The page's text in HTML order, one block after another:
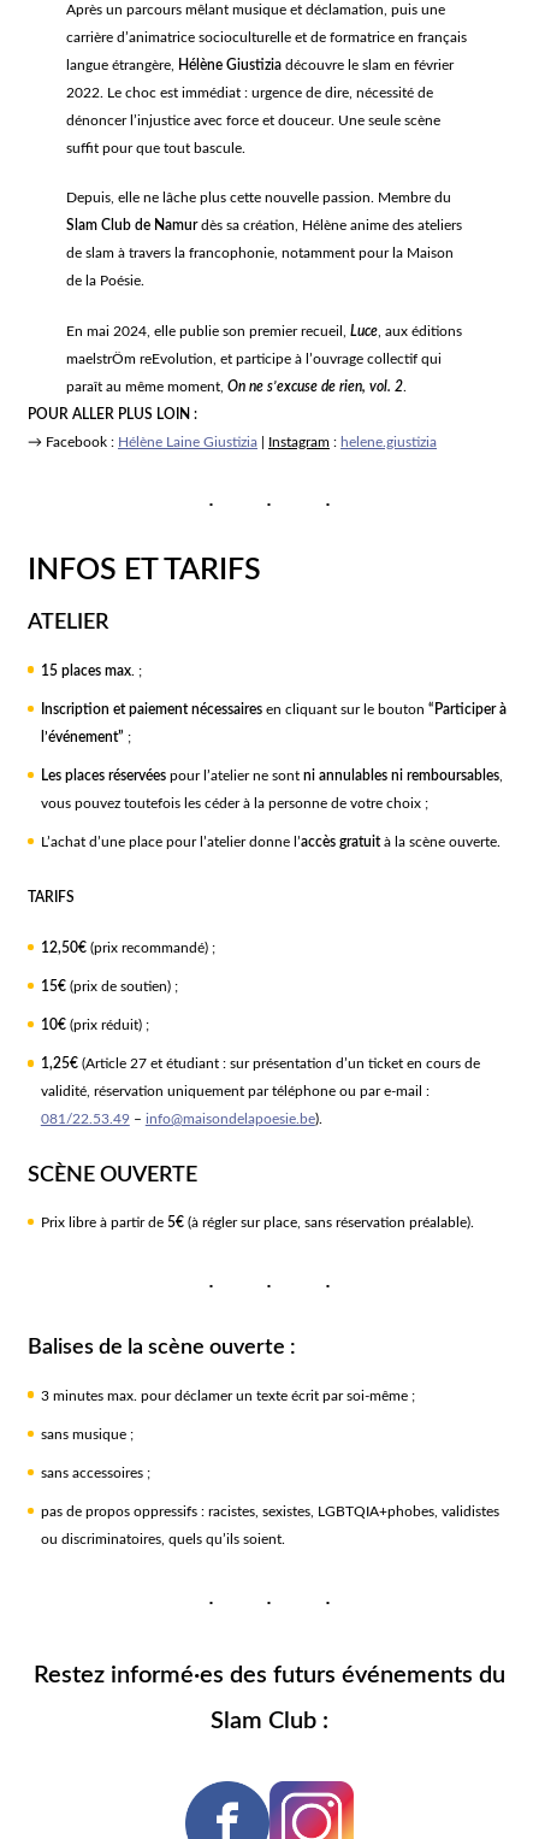
Après un parcours mêlant musique et déclamation, puis une
carrière d’animatrice socioculturelle et de formatrice en français
langue étrangère,
Hélène Giustizia découvre le slam en février
2022. Le choc est immédiat : urgence de dire, nécessité de
dénoncer l’injustice avec force et douceur. Une seule scène
suffit pour que tout bascule.
Depuis, elle ne lâche plus cette nouvelle passion. Membre du
Slam Club de Namurdès sa création, Hélène anime des ateliers
de slam à travers la francophonie, notamment pour la Maison
de la Poésie.
En mai 2024, elle publie son premier recueil,Luce , aux éditions
maelstrÖm reEvolution, et participe à l’ouvrage collectif qui
paraît au même moment,On ne s’excuse de rien, vol. 2.
POUR ALLER PLUS LOIN :
→ Facebook : Hélène Laine Giustizia Instagram : helene.giustizia
INFOS ET TARIFS
ATELIER
15 places max. ;
Inscription et paiement nécessairesen cliquant sur le bouton “Participer à
l’événement” ;
Les places réservéespour l’atelier ne sont ni annulables ni remboursables,
vous pouvez toutefois les céder à la personne de votre choix ;
L’achat d’une place pour l’atelier donne l’accès gratuità la scène ouverte.
TARIFS
12,50€(prix recommandé) ;
15€(prix de soutien) ;
10€(prix réduit) ;
1,25€ (Article 27 et étudiant : sur présentation d’un ticket en cours de
validité, réservation uniquement par téléphone ou par e-mail :
081/22.53.49– info@maisondelapoesie.be).
SCÈNE OUVERTE
Prix libre à partir de 5€(à régler sur place, sans réservation préalable).
Balises de la scène ouverte :
3 minutes max. pour déclamer un texte écrit par soi-même ;
sans musique ;
sans accessoires ;
pas de propos oppressifs : racistes, sexistes, LGBTQIA+phobes, validistes
ou discriminatoires, quels qu’ils soient.
Restez informé·es des futurs événements du
Slam Club :